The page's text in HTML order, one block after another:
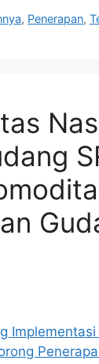
, Penerapan,